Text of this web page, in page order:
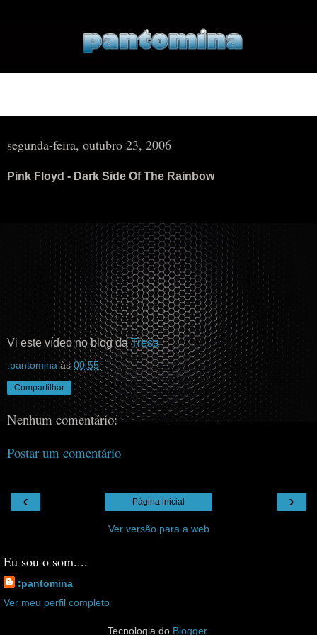
segunda-feira, outubro 23, 2006
Pink Floyd - Dark Side Of The Rainbow
Vi este vídeo no blog daTresa
:pantomina às 00:55
Compartilhar
Nenhum comentário:
Postar um comentário
‹ ›
Página inicial
Ver versão para a web
Eu sou o som....
:pantomina
Ver meu perfil completo
Tecnologia do Blogger.